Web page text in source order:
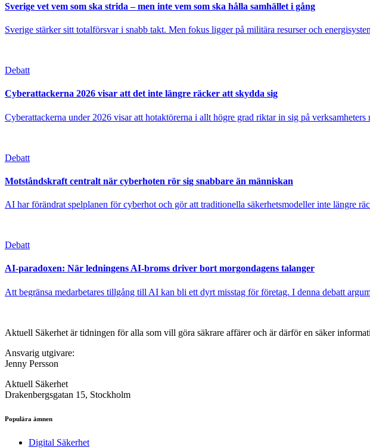
Sverige vet vem som ska strida – men inte vem som ska hålla samhället i gång
Sverige stärker sitt totalförsvar i snabb takt. Men fokus ligger på militära resurser och
Debatt
Cyberattackerna 2026 visar att det inte längre räcker att skydda sig
Cyberattackerna under 2026 visar att hotaktörerna i allt högre grad riktar in sig på
Debatt
Motståndskraft centralt när cyberhoten rör sig snabbare än människan
AI har förändrat spelplanen för cyberhot och gör att traditionella säkerhetsmodeller inte längre
Debatt
AI-paradoxen: När ledningens AI-broms driver bort morgondagens talanger
Att begränsa medarbetares tillgång till AI kan bli ett dyrt misstag för företag. I denna debatt
Aktuell Säkerhet är tidningen för alla som vill göra säkrare affärer och är därför en säker
Ansvarig utgivare:
Jenny Persson
Aktuell Säkerhet
Drakenbergsgatan 15, Stockholm
Populära ämnen
Digital Säkerhet